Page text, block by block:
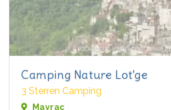
Camping Nature Lot'ge
3 Sterren Camping
Mayrac